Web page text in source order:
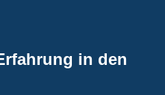
in den